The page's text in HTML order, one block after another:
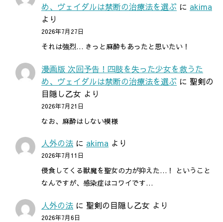
め、ヴェイダルは禁断の治療法を選ぶ に akima
より
2026年7月27日
それは強烈… きっと麻酔もあったと思いたい！
漫画版 次回予告！四肢を失った少女を救うた
め、ヴェイダルは禁断の治療法を選ぶ に 聖剣の
目隠し乙女 より
2026年7月21日
なお、麻酔はしない模様
人外の法 に akima より
2026年7月11日
侵食してくる獣魔を聖女の力が抑えた…！ ということ
なんですが、感染症はコワイです…
人外の法 に 聖剣の目隠し乙女 より
2026年7月6日